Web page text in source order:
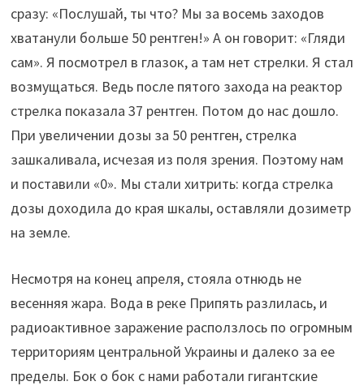
сразу: «Послушай, ты что? Мы за восемь заходов
хватанули больше 50 рентген!» А он говорит: «Гляди
сам». Я посмотрел в глазок, а там нет стрелки. Я стал
возмущаться. Ведь после пятого захода на реактор
стрелка показала 37 рентген. Потом до нас дошло.
При увеличении дозы за 50 рентген, стрелка
зашкаливала, исчезая из поля зрения. Поэтому нам
и поставили «0». Мы стали хитрить: когда стрелка
дозы доходила до края шкалы, оставляли дозиметр
на земле.
Несмотря на конец апреля, стояла отнюдь не
весенняя жара. Вода в реке Припять разлилась, и
радиоактивное заражение расползлось по огромным
территориям центральной Украины и далеко за ее
пределы. Бок о бок с нами работали гигантские